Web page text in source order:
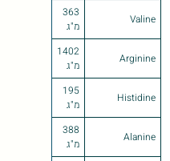
Valine
363
מ"ג
Arginine
1402
מ"ג
Histidine
195
מ"ג
Alanine
388
מ"ג